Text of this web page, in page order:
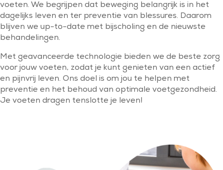
voeten. We begrijpen dat beweging belangrijk is in het
dagelijks leven en ter preventie van blessures. Daarom
blijven we up-to-date met bijscholing en de nieuwste
behandelingen.
Met geavanceerde technologie bieden we de beste zorg
voor jouw voeten, zodat je kunt genieten van een actief
en pijnvrij leven. Ons doel is om jou te helpen met
preventie en het behoud van optimale voetgezondheid.
Je voeten dragen tenslotte je leven!